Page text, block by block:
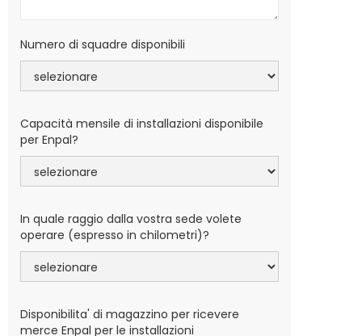
Numero di squadre disponibili
Capacità mensile di installazioni disponibile
per Enpal?
In quale raggio dalla vostra sede volete
operare (espresso in chilometri)?
Disponibilita' di magazzino per ricevere
merce Enpal per le installazioni